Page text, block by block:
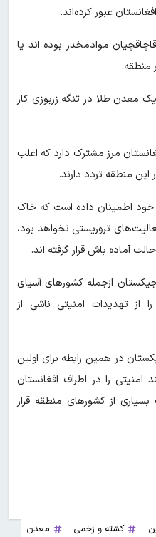
عبور کرده‌اند.
موادمخدر بوده اند یا
منطقه.
معدن طلا در تنگه زربوزی کار
مرز مشترک دارد که اغلب
منطقه تردد دارند.
خود اطمینان داده است که خاک
تروریستی نخواهد بود،
آماده باش قرار گرفته اند.
ازجمله کشور‌های آسیای
از تهدیدات امنیتی ناشی از
در همین رابطه برای اولین
کمربند امنیتی را در اطراف افغانستان
از کشور‌های منطقه قرار
کشته و زخمی معدن